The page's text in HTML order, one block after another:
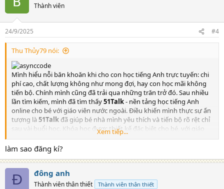
Thành viên
24/9/2025 #4
Thu Thủy79 nói:
Mình hiểu nỗi băn khoăn khi cho con học tiếng Anh trực tuyến: chi
phí cao, chất lượng không như mong đợi, hay con học mãi không
tiến bộ. Chính mình cũng đã trải qua những trăn trở đó. Sau nhiều
lần tìm kiếm, mình đã tìm thấy51Talk- nền tảng học tiếng Anh
online cho bé với giáo viên nước ngoài. Điều khiến mình thực sự ấn
tượng là 51Talk đã giúp bé nhà mình yêu thích và tiến bộ rõ rệt chỉ
sau vài buổi học. Khóa học được thiết kế đặc biệt cho bé, với giáo
trình bài bản và phương pháp học qua chơi, khiến con không còn
cảm thấy khô khan.Trong bài viết này, mình sẽ chia sẻ chi tiết về
phương pháp học tiếng Anh online hiệu quả tại
bí quyết giúp bố mẹ đồng hành cùng con trên hành trình chinh
phục tiếng Anh một cách vui vẻ. Hy vọng bài viết sẽ giúp các bố mẹ
tìm được giải pháp học tiếng Anh tối ưu cho con.
Xem tiếp...
làm sao đăng kí?
Đ đông anh
Thành viên thân thiết Thành viên thân thiết